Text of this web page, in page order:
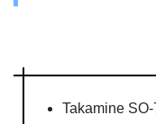
Takamine